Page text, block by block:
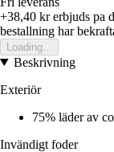
+38,40 krerbjuds pa
bestallning har
Loading...
Beskrivning
Exteriör
75% läder av
Invändigt foder